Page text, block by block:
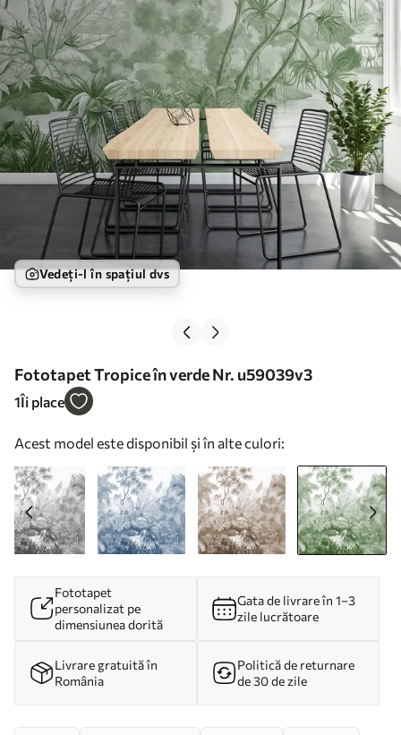
Vedeți-l în spațiul dvs
Fototapet Tropice în verde Nr. u59039v3
1Îi place
Acest model este disponibil și în alte culori:
Fototapet
personalizat pe
dimensiunea dorită
Gata de livrare în 1–3
zile lucrătoare
Livrare gratuită în
România
Politică de returnare
de 30 de zile